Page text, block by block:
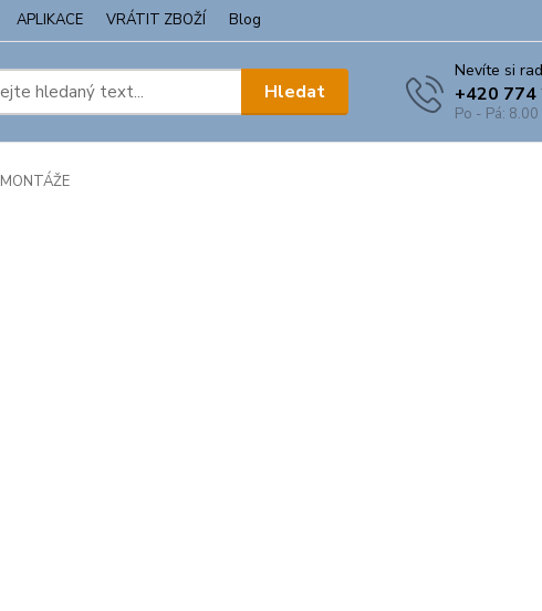
APLIKACE VRÁTIT ZBOŽÍ Blog
Hledat
Nevíte si
+420 774
Po - Pá:
MONTÁŽE